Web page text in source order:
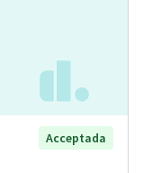
Acceptada